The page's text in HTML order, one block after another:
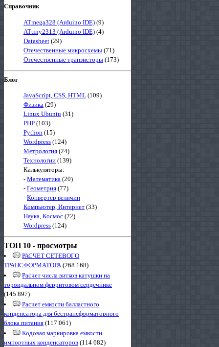
Справочник
ATmega328 (Arduino IDE) (9)
ATtiny2313 (Arduino IDE) (4)
Datasheet (29)
Отечественные микросхемы (71)
Отечественные транзисторы (173)
Блог
JavaScript, CSS, HTML (109)
Физика (29)
Linux Ubuntu (31)
PHP (103)
Python (15)
Wordpress (124)
Метрология (24)
Технологии (139)
Калькуляторы:
- Математика (20)
- Геометрия (77)
- Конвертер величин
Компьютер, Интернет (33)
Наука, Космос (22)
Wordpress (124)
ТОП 10 - просмотры
РАСЧЕТ СЕТЕВОГО
ТРАНСФОРМАТОРА(268 168)
Расчет числа витков катушки на
тороидальном ферритовом сердечнике
(145 897)
Расчет емкости балластного
конденсатора для бестрансформаторного
блока питания (117 061)
Кодовая маркировка емкости
импортных конденсаторов (114 682)